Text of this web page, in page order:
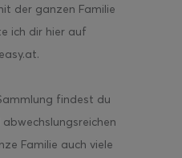
der ganzen Familie
ich dir hier auf
findest du
Familie auch viele